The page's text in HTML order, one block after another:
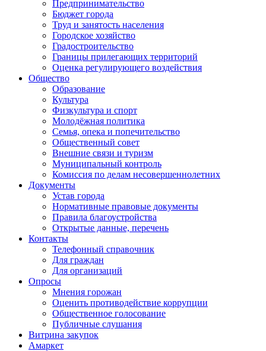
Предпринимательство
Бюджет города
Труд и занятость населения
Городское хозяйство
Градостроительство
Границы прилегающих территорий
Оценка регулирующего воздействия
Общество
Образование
Культура
Физкультура и спорт
Молодёжная политика
Семья, опека и попечительство
Общественный совет
Внешние связи и туризм
Муниципальный контроль
Комиссия по делам несовершеннолетних
Документы
Устав города
Нормативные правовые документы
Правила благоустройства
Открытые данные, перечень
Контакты
Телефонный справочник
Для граждан
Для организаций
Опросы
Мнения горожан
Оценить противодействие коррупции
Общественное голосование
Публичные слушания
Витрина закупок
Амаркет